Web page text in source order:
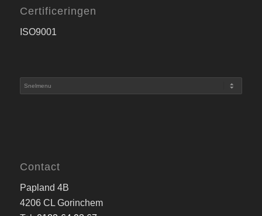
Certificeringen
ISO9001
Contact
Papland 4B
4206 CL Gorinchem